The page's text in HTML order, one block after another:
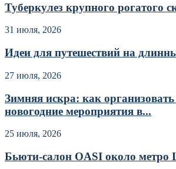
Туберкулез крупного рогатого
31 июля, 2026
Идеи для путешествий на
27 июля, 2026
Зимняя искра: как
новогодние мероприятия в...
25 июля, 2026
Бьюти-салон OASI около